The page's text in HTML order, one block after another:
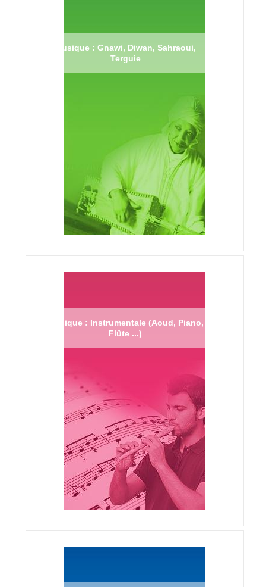
Musique : Gnawi, Diwan, Sahraoui,
Terguie
Musique : Instrumentale (Aoud, Piano,
Flûte ...)